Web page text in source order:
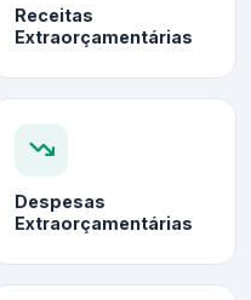
Receitas
Extraorçamentárias
Despesas
Extraorçamentárias